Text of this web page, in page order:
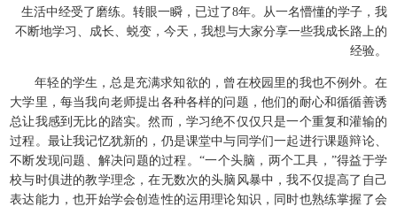
生活中经受了磨练。转眼一瞬，已过了8年。从一名懵懂的学子，我
不断地学习、成长、蜕变，今天，我想与大家分享一些我成长路上的
经验。
年轻的学生，总是充满求知欲的，曾在校园里的我也不例外。在
大学里，每当我向老师提出各种各样的问题，他们的耐心和循循善诱
总让我感到无比的踏实。然而，学习绝不仅仅只是一个重复和灌输的
过程。最让我记忆犹新的，仍是课堂中与同学们一起进行课题辩论、
不断发现问题、解决问题的过程。“一个头脑，两个工具，”得益于学
校与时俱进的教学理念，在无数次的头脑风暴中，我不仅提高了自己
表达能力，也开始学会创造性的运用理论知识，同时也熟练掌握了会